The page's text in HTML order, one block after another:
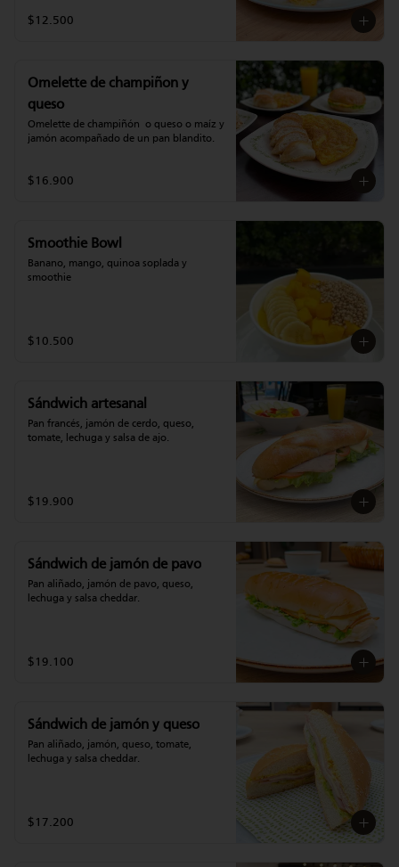
$12.500
Omelette de champiñon y
queso
Omelette de champiñón  o queso o maíz y
jamón acompañado de un pan blandito.
$16.900
Smoothie Bowl
Banano, mango, quinoa soplada y
smoothie
$10.500
Sándwich artesanal
Pan francés, jamón de cerdo, queso,
tomate, lechuga y salsa de ajo.
$19.900
Sándwich de jamón de pavo
Pan aliñado, jamón de pavo, queso,
lechuga y salsa cheddar.
$19.100
Sándwich de jamón y queso
Pan aliñado, jamón, queso, tomate,
lechuga y salsa cheddar.
$17.200